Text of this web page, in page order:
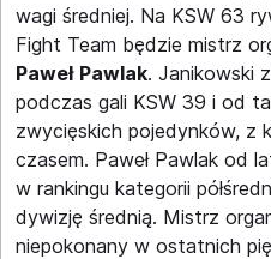
wagi średniej. Na KSW 63
Fight Team będzie mistrz
Paweł Pawlak. Janikowski
podczas gali KSW 39 i od
zwycięskich pojedynków, z
czasem. Paweł Pawlak od
w rankingu kategorii
dywizję średnią. Mistrz
niepokonany w ostatnich